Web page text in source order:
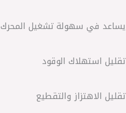
يساعد في سهولة تشغيل المحرك
تقليل استهلاك الوقود
تقليل الاهتزاز والتقطيع